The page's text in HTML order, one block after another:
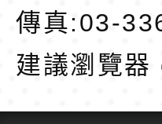
傳真:03-
建議瀏覽